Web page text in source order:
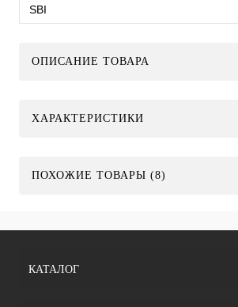
SBI
ОПИСАНИЕ ТОВАРА
ХАРАКТЕРИСТИКИ
ПОХОЖИЕ ТОВАРЫ (8)
КАТАЛОГ